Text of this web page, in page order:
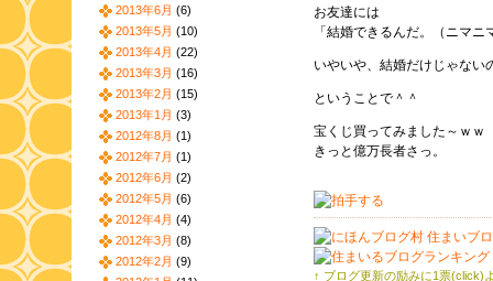
お友達には
「結婚できるんだ。（ニマ
いやいや、結婚だけじゃない
ということで＾＾
宝くじ買ってみました～ｗｗ
きっと億万長者さっ。
↑ ブログ更新の励みに1票(click)
2013年6月 (6)
2013年5月 (10)
2013年4月 (22)
2013年3月 (16)
2013年2月 (15)
2013年1月 (3)
2012年8月 (1)
2012年7月 (1)
2012年6月 (2)
2012年5月 (6)
2012年4月 (4)
2012年3月 (8)
2012年2月 (9)